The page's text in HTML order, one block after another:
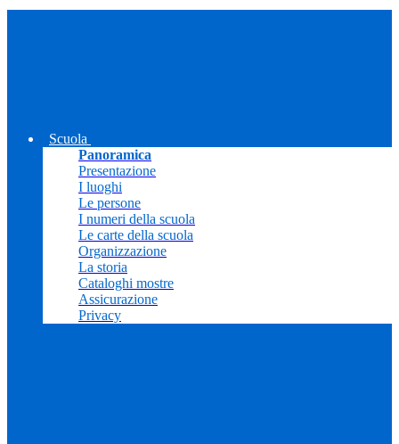
Scuola
Panoramica
Presentazione
I luoghi
Le persone
I numeri della scuola
Le carte della scuola
Organizzazione
La storia
Cataloghi mostre
Assicurazione
Privacy